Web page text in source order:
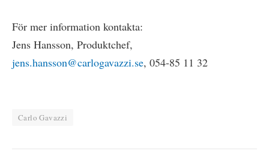
För mer information kontakta:
Jens Hansson, Produktchef,
jens.hansson@carlogavazzi.se, 054-85 11 32
Carlo Gavazzi